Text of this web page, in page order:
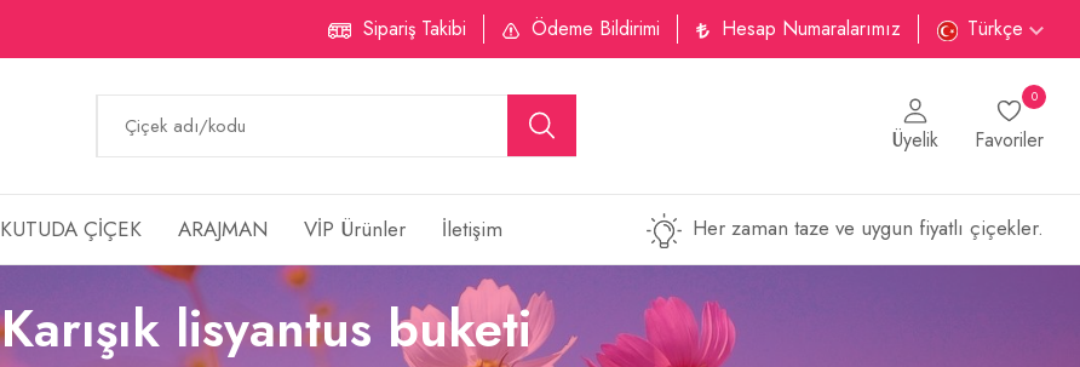
Sipariş Takibi Ödeme Bildirimi Hesap Numaralarımız Türkçe
Üyelik Favoriler
0
KUTUDA ÇİÇEK ARAJMAN VİP Ürünler İletişim Her zaman taze ve uygun fiyatlı çiçekler.
Karışık lisyantus buketi